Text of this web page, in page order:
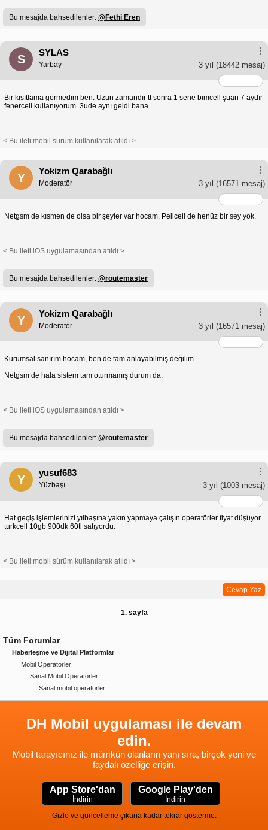
Bu mesajda bahsedilenler: @Fethi Eren
S
SYLAS
3 yıl (18442 mesaj)
Yarbay
Bir kısıtlama görmedim ben. Uzun zamandır tt sonra 1 sene bimcell şuan 7 aydır
fenercell kullanıyorum. 3ude aynı geldi bana.
< Bu ileti mobil sürüm kullanılarak atıldı >
Y
Yokizm Qarabağlı
3 yıl (16571 mesaj)
Moderatör
Netgsm de kısmen de olsa bir şeyler var hocam, Pelicell de henüz bir şey yok.
< Bu ileti iOS uygulamasından atıldı >
Bu mesajda bahsedilenler: @routemaster
Y
Yokizm Qarabağlı
3 yıl (16571 mesaj)
Moderatör
Kurumsal sanırım hocam, ben de tam anlayabilmiş değilim.
Netgsm de hala sistem tam oturmamış durum da.
< Bu ileti iOS uygulamasından atıldı >
Bu mesajda bahsedilenler: @routemaster
Y
yusuf683
3 yıl (1003 mesaj)
Yüzbaşı
Hat geçiş işlemlerinizi yılbaşına yakın yapmaya çalışın operatörler fiyat düşüyor
turkcell 10gb 900dk 60tl satıyordu.
< Bu ileti mobil sürüm kullanılarak atıldı >
Cevap Yaz
1. sayfa
Tüm Forumlar
Haberleşme ve Dijital Platformlar
Mobil Operatörler
Sanal Mobil Operatörler
Sanal mobil operatörler
DH Mobil uygulaması ile devam
edin.
Mobil tarayıcınız ile mümkün olanların yanı sıra, birçok yeni ve
faydalı özelliğe erişin.
App Store'dan
İndirin
Google Play'den
İndirin
Gizle ve güncelleme çıkana kadar tekrar gösterme.